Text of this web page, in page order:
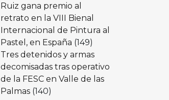
Ruiz gana premio al
retrato en la VIII Bienal
Internacional de Pintura al
Pastel, en España (149)
Tres detenidos y armas
decomisadas tras operativo
de la FESC en Valle de las
Palmas (140)